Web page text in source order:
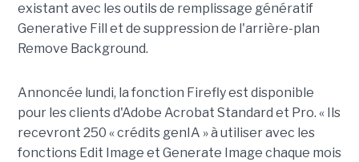
existant avec les outils de remplissage génératif
Generative Fill et de suppression de l'arrière-plan
Remove Background.
Annoncée lundi, la fonction Firefly est disponible
pour les clients d'Adobe Acrobat Standard et Pro. « Ils
recevront 250 « crédits genIA » à utiliser avec les
fonctions Edit Image et Generate Image chaque mois